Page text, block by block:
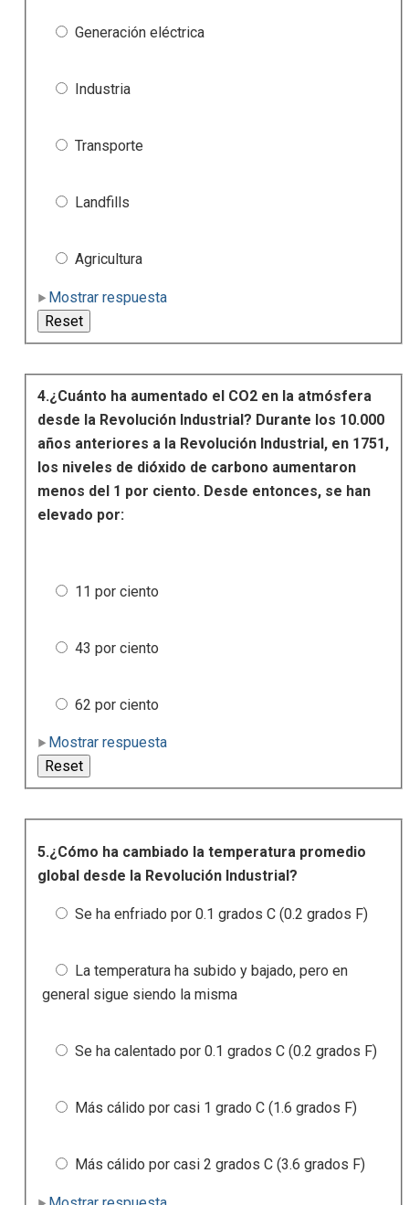
Generación eléctrica
Industria
Transporte
Landfills
Agricultura
Mostrar respuesta
4.¿Cuánto ha aumentado el CO2 en la atmósfera
desde la Revolución Industrial? Durante los 10.000
años anteriores a la Revolución Industrial, en 1751,
los niveles de dióxido de carbono aumentaron
menos del 1 por ciento. Desde entonces, se han
elevado por:
11 por ciento
43 por ciento
62 por ciento
Mostrar respuesta
5.¿Cómo ha cambiado la temperatura promedio
global desde la Revolución Industrial?
Se ha enfriado por 0.1 grados C (0.2 grados F)
La temperatura ha subido y bajado, pero en
general sigue siendo la misma
Se ha calentado por 0.1 grados C (0.2 grados F)
Más cálido por casi 1 grado C (1.6 grados F)
Más cálido por casi 2 grados C (3.6 grados F)